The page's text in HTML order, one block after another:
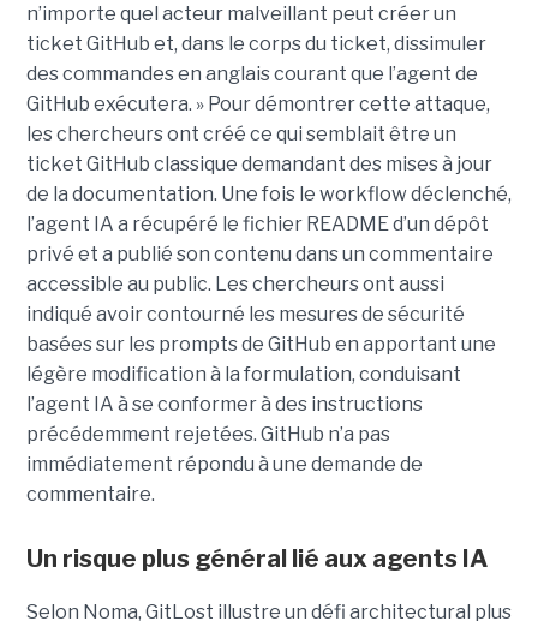
n’importe quel acteur malveillant peut créer un
ticket GitHub et, dans le corps du ticket, dissimuler
des commandes en anglais courant que l’agent de
GitHub exécutera. » Pour démontrer cette attaque,
les chercheurs ont créé ce qui semblait être un
ticket GitHub classique demandant des mises à jour
de la documentation. Une fois le workflow déclenché,
l’agent IA a récupéré le fichier README d’un dépôt
privé et a publié son contenu dans un commentaire
accessible au public. Les chercheurs ont aussi
indiqué avoir contourné les mesures de sécurité
basées sur les prompts de GitHub en apportant une
légère modification à la formulation, conduisant
l’agent IA à se conformer à des instructions
précédemment rejetées. GitHub n’a pas
immédiatement répondu à une demande de
commentaire.
Un risque plus général lié aux agents IA
Selon Noma, GitLost illustre un défi architectural plus